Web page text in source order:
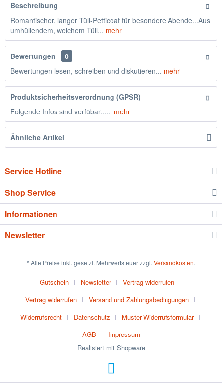
Beschreibung
Romantischer, langer Tüll-Petticoat für besondere Abende...Aus
umhüllendem, weichem Tüll... mehr
Bewertungen
0
Bewertungen lesen, schreiben und diskutieren... mehr
Produktsicherheitsverordnung (GPSR)
Folgende Infos sind verfübar...... mehr
Ähnliche Artikel
Service Hotline
Shop Service
Informationen
Newsletter
* Alle Preise inkl. gesetzl. Mehrwertsteuer zzgl. Versandkosten.
Gutschein Newsletter
Vertrag widerrufen
Vertrag widerrufen
Versand und Zahlungsbedingungen
Widerrufsrecht
Datenschutz
Muster-Widerrufsformular
AGB
Impressum
Realisiert mit Shopware